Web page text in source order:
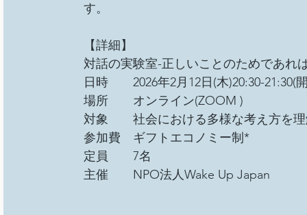
す。
【詳細】
対話の実験室-正しいことのためであれ
日時　　2026年2月12日(木)20:30-21:30(
場所　　オンライン(ZOOM )
対象　　社会における多様な考え方を
参加費　ギフトエコノミー制*
定員　　7名
主催　　NPO法人Wake Up Japan